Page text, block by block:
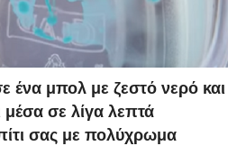
ένα μπολ με ζεστό νερό και
μέσα σε λίγα λεπτά
σας με πολύχρωμα